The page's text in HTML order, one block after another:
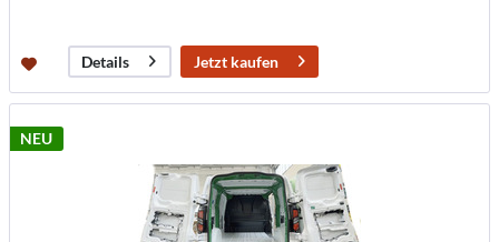
Details Jetzt kaufen
NEU